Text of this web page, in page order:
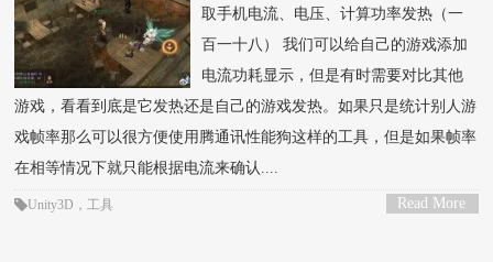
取手机电流、电压、计算功率发热（一
百一十八） 我们可以给自己的游戏添加
电流功耗显示，但是有时需要对比其他
游戏，看看到底是它发热还是自己的游戏发热。如果只是统计别人游
戏帧率那么可以很方便使用腾通讯性能狗这样的工具，但是如果帧率
在相等情况下就只能根据电流来确认....
Read More
Unity3D ，工具